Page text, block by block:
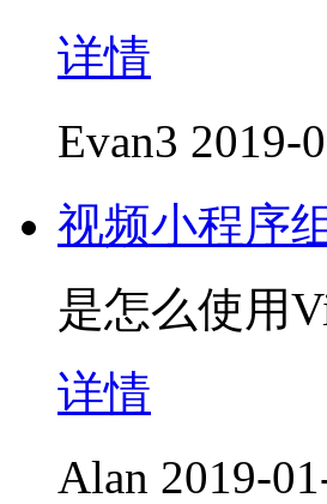
详情
Evan3 2019-
视频小程序
是怎么使用
详情
Alan 2019-